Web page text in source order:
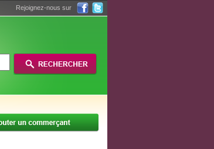
Rejoignez-nous sur